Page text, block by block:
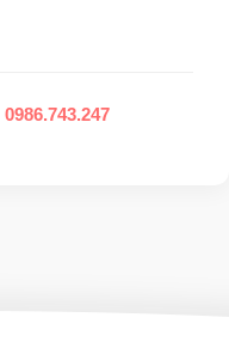
0986.743.247